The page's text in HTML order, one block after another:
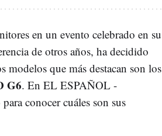
en un evento celebrado en su
de otros años, ha decidido
que más destacan son los
G6. En EL ESPAÑOL -
conocer cuáles son sus